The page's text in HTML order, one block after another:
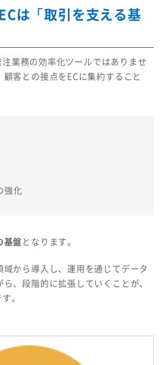
は「取引を支える基
業務の効率化ツールではありませ
客との接点をECに集約すること
強化
基盤となります。
から導入し、運用を通じてデータ
、段階的に拡張していくことが、
。